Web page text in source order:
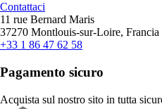
Contattaci
11 rue Bernard Maris
37270 Montlouis-sur-Loire, Francia
+33 1 86 47 62 58
Pagamento sicuro
Acquista sul nostro sito in tutta